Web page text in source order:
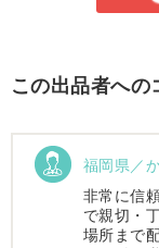
この出品者への
福岡県／
非常に信
で親切・
場所まで